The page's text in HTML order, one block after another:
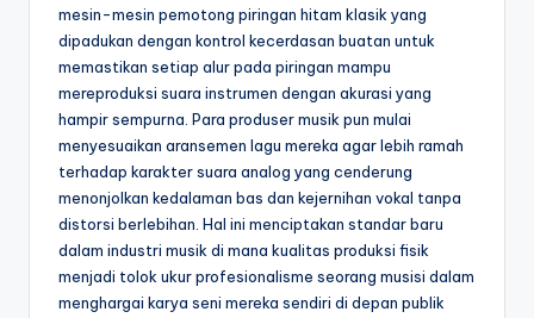
mesin-mesin pemotong piringan hitam klasik yang
dipadukan dengan kontrol kecerdasan buatan untuk
memastikan setiap alur pada piringan mampu
mereproduksi suara instrumen dengan akurasi yang
hampir sempurna. Para produser musik pun mulai
menyesuaikan aransemen lagu mereka agar lebih ramah
terhadap karakter suara analog yang cenderung
menonjolkan kedalaman bas dan kejernihan vokal tanpa
distorsi berlebihan. Hal ini menciptakan standar baru
dalam industri musik di mana kualitas produksi fisik
menjadi tolok ukur profesionalisme seorang musisi dalam
menghargai karya seni mereka sendiri di depan publik